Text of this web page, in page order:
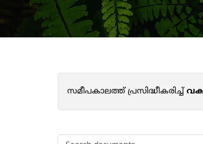
സമീപകാലത്ത് പ്രസിദ്ധീകരിച്ച്